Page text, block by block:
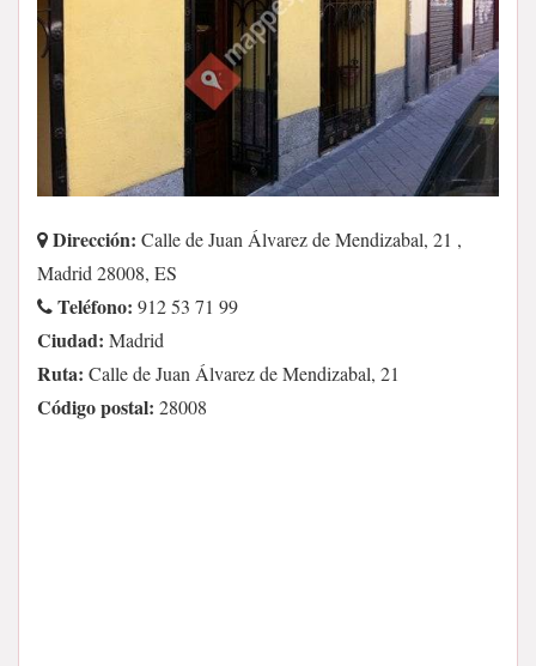
Dirección: Calle de Juan Álvarez de Mendizabal, 21 ,
Madrid 28008, ES
Teléfono: 912 53 71 99
Ciudad: Madrid
Ruta: Calle de Juan Álvarez de Mendizabal, 21
Código postal: 28008